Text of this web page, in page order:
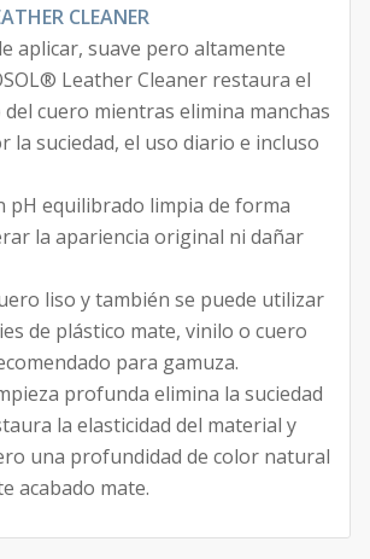
CLEANER
aplicar, suave pero altamente
Leather Cleaner restaura el
cuero mientras elimina manchas
la suciedad, el uso diario e incluso
pH equilibrado limpia de forma
la apariencia original ni dañar
liso y también se puede utilizar
de plástico mate, vinilo o cuero
para gamuza.
profunda elimina la suciedad
la elasticidad del material y
una profundidad de color natural
acabado mate.